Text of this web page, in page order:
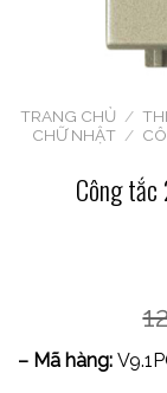
TRANG CHỦ /
CHỮ NHẬT /
Công tắc
– Mã hàng: